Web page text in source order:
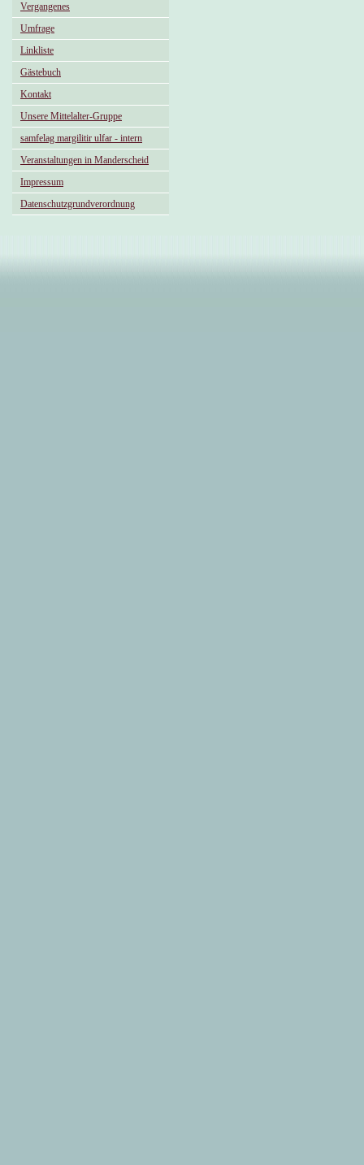
Vergangenes
Umfrage
Linkliste
Gästebuch
Kontakt
Unsere Mittelalter-Gruppe
samfelag margilitir ulfar - intern
Veranstaltungen in Manderscheid
Impressum
Datenschutzgrundverordnung